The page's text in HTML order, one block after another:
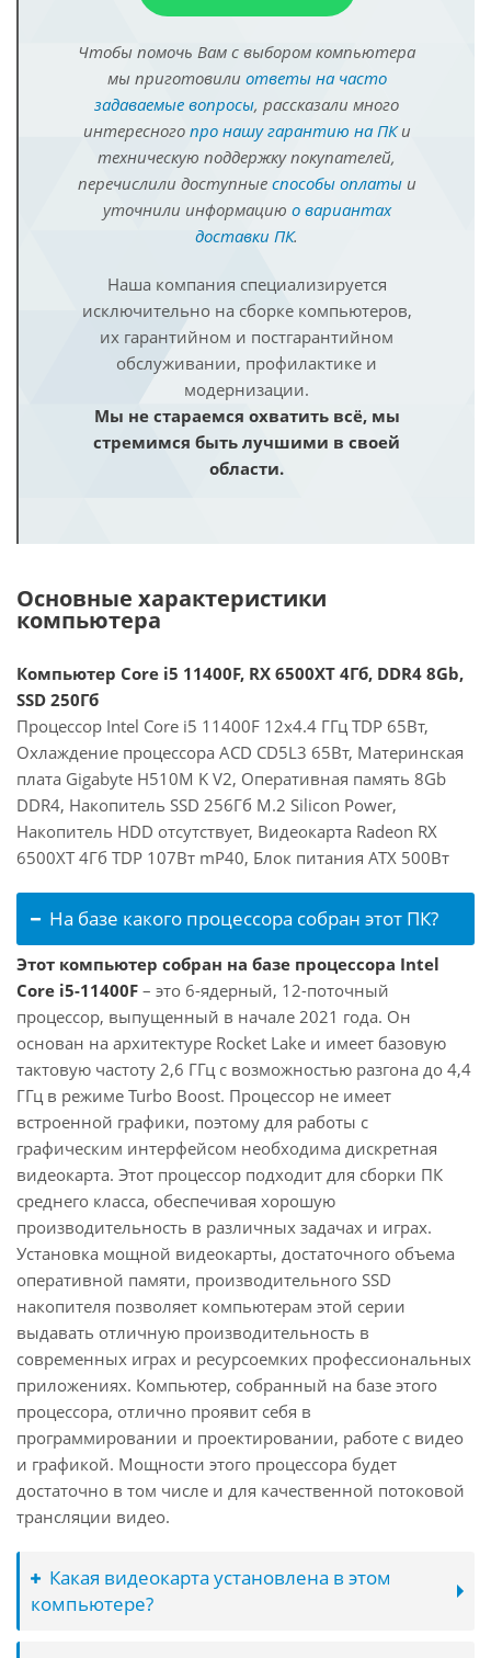
Чтобы помочь Вам с выбором компьютера
мы приготовили ответы на часто
задаваемые вопросы, рассказали много
интересного про нашу гарантию на ПКи
техническую поддержку покупателей,
перечислили доступные способы оплатыи
уточнили информацию о вариантах
доставки ПК.
Наша компания специализируется
исключительно на сборке компьютеров,
их гарантийном и постгарантийном
обслуживании, профилактике и
модернизации.
Мы не стараемся охватить всё, мы
стремимся быть лучшими в своей
области.
Основные характеристики
компьютера
Компьютер Core i5 11400F, RX 6500XT 4Гб, DDR4 8Gb,
SSD 250Гб
Процессор Intel Core i5 11400F 12x4.4 ГГц TDP 65Вт,
Охлаждение процессора ACD CD5L3 65Вт, Материнская
плата Gigabyte H510M K V2, Оперативная память 8Gb
DDR4, Накопитель SSD 256Гб M.2 Silicon Power,
Накопитель HDD отсутствует, Видеокарта Radeon RX
6500XT 4Гб TDP 107Вт mP40, Блок питания ATX 500Вт
На базе какого процессора собран этот ПК?
Этот компьютер собран на базе процессора Intel
Core i5-11400F – это 6-ядерный, 12-поточный
процессор, выпущенный в начале 2021 года. Он
основан на архитектуре Rocket Lake и имеет базовую
тактовую частоту 2,6 ГГц с возможностью разгона до 4,4
ГГц в режиме Turbo Boost. Процессор не имеет
встроенной графики, поэтому для работы с
графическим интерфейсом необходима дискретная
видеокарта. Этот процессор подходит для сборки ПК
среднего класса, обеспечивая хорошую
производительность в различных задачах и играх.
Установка мощной видеокарты, достаточного объема
оперативной памяти, производительного SSD
накопителя позволяет компьютерам этой серии
выдавать отличную производительность в
современных играх и ресурсоемких профессиональных
приложениях. Компьютер, собранный на базе этого
процессора, отлично проявит себя в
программировании и проектировании, работе с видео
и графикой. Мощности этого процессора будет
достаточно в том числе и для качественной потоковой
трансляции видео.
Какая видеокарта установлена в этом
компьютере?